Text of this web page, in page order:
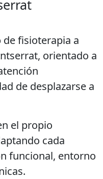
de fisioterapia a
orientado a
de desplazarse a
el propio
cada
funcional, entorno